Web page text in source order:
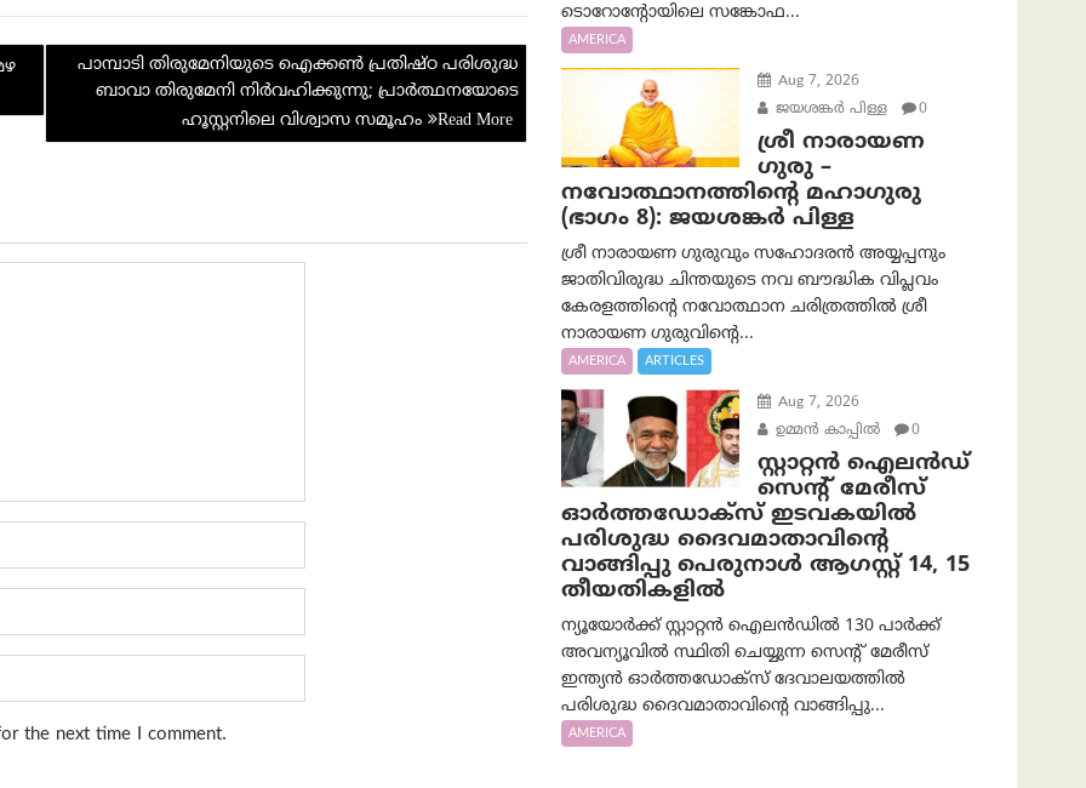
e
പാമ്പാടി തിരുമേനിയുടെ ഐക്കൺ പ്രതിഷ്ഠ പരിശുദ്ധ
ബാവാ തിരുമേനി നിർവഹിക്കുന്നു; പ്രാർത്ഥനയോടെ
ഹൂസ്റ്റനിലെ വിശ്വാസ സമൂഹം
the next time I comment.
ടൊറോന്റോയിലെ സങ്കോഫ...
AMERICA
Aug 7, 2026
ജയശങ്കര്‍ പിള്ള
0
ശ്രീ നാരായണ
ഗുരു –
നവോത്ഥാനത്തിന്റെ മഹാഗുരു
(ഭാഗം 8): ജയശങ്കര്‍ പിള്ള
ശ്രീ നാരായണ ഗുരുവും സഹോദരൻ അയ്യപ്പനും
ജാതിവിരുദ്ധ ചിന്തയുടെ നവ ബൗദ്ധിക വിപ്ലവം
കേരളത്തിന്റെ നവോത്ഥാന ചരിത്രത്തിൽ ശ്രീ
നാരായണ ഗുരുവിന്റെ...
AMERICA ARTICLES
Aug 7, 2026
ഉമ്മന്‍ കാപ്പില്‍
0
സ്റ്റാറ്റൻ ഐലൻഡ്
സെന്റ് മേരീസ്
ഓർത്തഡോക്സ് ഇടവകയിൽ
പരിശുദ്ധ ദൈവമാതാവിന്റെ
വാങ്ങിപ്പു പെരുനാൾ ആഗസ്റ്റ് 14, 15
തീയതികളിൽ
ന്യൂയോർക്ക് സ്റ്റാറ്റൻ ഐലൻഡിൽ 130 പാർക്ക്
അവന്യൂവിൽ സ്ഥിതി ചെയ്യുന്ന സെന്റ് മേരീസ്
ഇന്ത്യൻ ഓർത്തഡോക്സ് ദേവാലയത്തിൽ
പരിശുദ്ധ ദൈവമാതാവിന്റെ വാങ്ങിപ്പു...
AMERICA